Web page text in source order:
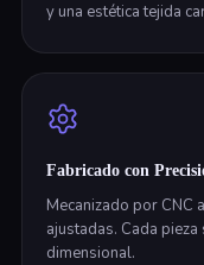
y una estética tejida
Fabricado con
Mecanizado por CNC
ajustadas. Cada
dimensional.